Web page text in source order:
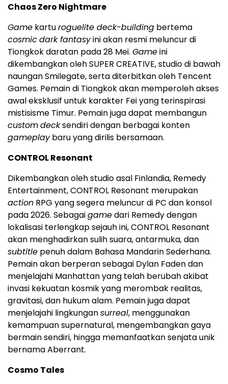
Chaos Zero Nightmare
Game karturoguelite deck-building bertema
cosmicdark fantasyini akan resmi meluncur di
Tiongkok daratan pada 28 Mei. Gameini
dikembangkan oleh SUPER CREATIVE, studio di bawah
naungan Smilegate, serta diterbitkan oleh Tencent
Games. Pemain di Tiongkok akan memperoleh akses
awal eksklusif untuk karakter Fei yang terinspirasi
mistisisme Timur. Pemain juga dapat membangun
customdecksendiri dengan berbagai konten
gameplaybaru yang dirilis bersamaan.
CONTROL Resonant
Dikembangkan oleh studio asal Finlandia, Remedy
Entertainment, CONTROL Resonant merupakan
action RPG yang segera meluncur di PC dan konsol
pada 2026. Sebagaigamedari Remedy dengan
lokalisasi terlengkap sejauh ini, CONTROL Resonant
akan menghadirkan sulih suara, antarmuka, dan
subtitle penuh dalam Bahasa Mandarin Sederhana.
Pemain akan berperan sebagai Dylan Faden dan
menjelajahi Manhattan yang telah berubah akibat
invasi kekuatan kosmik yang merombak realitas,
gravitasi, dan hukum alam. Pemain juga dapat
menjelajahi lingkungansurreal, menggunakan
kemampuan supernatural, mengembangkan gaya
bermain sendiri, hingga memanfaatkan senjata unik
bernama Aberrant.
Cosmo Tales